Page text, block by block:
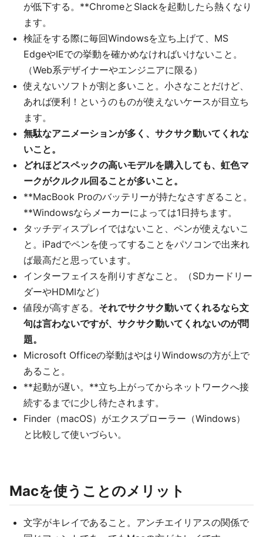
が低下する。**ChromeとSlackを起動したら熱くなり
ます。
検証をする際に毎回Windowsを立ち上げて、MS
EdgeやIEでの挙動を確かめなければいけないこと。
（Web系デザイナーやエンジニアに限る）
使えないソフトが割と多いこと。小さなことだけど、
あれば便利！というのものが使えないケースが目立ち
ます。
無駄なアニメーションが多く、サクサク動いてくれな
いこと。
どれほどスペックの高いモデルを購入しても、虹色マ
ークがクルクル回ることが多いこと。
**MacBook Proのバッテリーが持たなさすぎること。
**Windowsならメーカーによっては1日持ちます。
タッチディスプレイではないこと、ペンが使えないこ
と。iPadでペンを使ってすることをパソコンで出来れ
ば最高だと思っています。
インターフェイスを削りすぎなこと。（SDカードリー
ダーやHDMIなど）
値段が高すぎる。 それでサクサク動いてくれるなら文
句は言わないですが、サクサク動いてくれないのが問
題。
Microsoft Officeの挙動はやはりWindowsの方が上で
あること。
**起動が遅い。**立ち上がってからネットワークへ接
続するまでに少し待たされます。
Finder（macOS）がエクスプローラー（Windows）
と比較して使いづらい。
Macを使うことのメリット
文字がキレイであること。アンチエイリアスの関係で